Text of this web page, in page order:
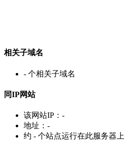
相关子域名
- 个相关子域名
同IP网站
该网站IP： -
地址： -
约 - 个站点运行在此服务器上